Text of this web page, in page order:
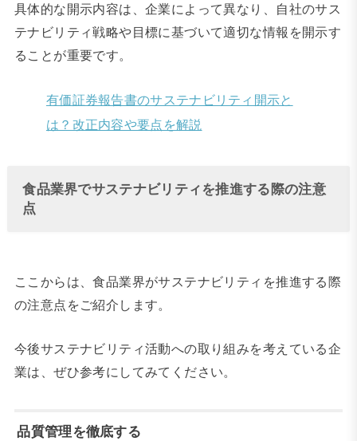
具体的な開示内容は、企業によって異なり、自社のサス
テナビリティ戦略や目標に基づいて適切な情報を開示す
ることが重要です。
有価証券報告書のサステナビリティ開示と
は？改正内容や要点を解説
食品業界でサステナビリティを推進する際の注意
点
ここからは、食品業界がサステナビリティを推進する際
の注意点をご紹介します。
今後サステナビリティ活動への取り組みを考えている企
業は、ぜひ参考にしてみてください。
品質管理を徹底する